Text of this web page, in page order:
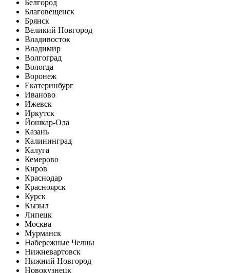
Белгород
Благовещенск
Брянск
Великий Новгород
Владивосток
Владимир
Волгоград
Вологда
Воронеж
Екатеринбург
Иваново
Ижевск
Иркутск
Йошкар-Ола
Казань
Калининград
Калуга
Кемерово
Киров
Краснодар
Красноярск
Курск
Кызыл
Липецк
Москва
Мурманск
Набережные Челны
Нижневартовск
Нижний Новгород
Новокузнецк